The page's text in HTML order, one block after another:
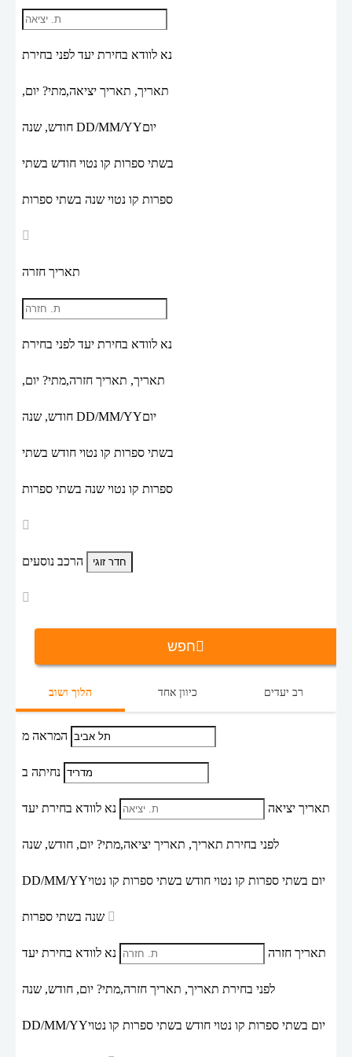
נא לוודא בחירת יעד לפני בחירת
תאריך, תאריך יציאה,מתי? יום,
DD/MM/YYיום
בשתי ספרות קו נטוי חודש בשתי
ספרות קו נטוי שנה בשתי ספרות
תאריך חזרה
נא לוודא בחירת יעד לפני בחירת
תאריך, תאריך חזרה,מתי? יום,
DD/MM/YYיום
בשתי ספרות קו נטוי חודש בשתי
ספרות קו נטוי שנה בשתי ספרות
הרכב נוסעים
חפש
הלוך ושוב כיוון אחד רב יעדים
המראה מ
נחיתה ב
תאריך יציאה נא לוודא בחירת יעד
לפני בחירת תאריך, תאריך יציאה,מתי? יום, חודש, שנה
DD/MM/YYיום בשתי ספרות קו נטוי חודש בשתי ספרות קו נטוי
תאריך חזרה נא לוודא בחירת יעד
לפני בחירת תאריך, תאריך חזרה,מתי? יום, חודש, שנה
DD/MM/YYיום בשתי ספרות קו נטוי חודש בשתי ספרות קו נטוי